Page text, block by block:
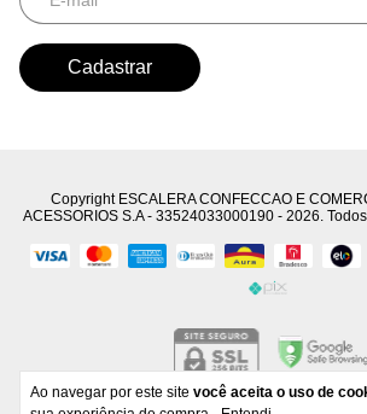
Ao navegar por este site você aceita o uso de
Copyright ESCALERA CONFECCAO E
ACESSORIOS S.A - 33524033000190 - 2026.
Developed by